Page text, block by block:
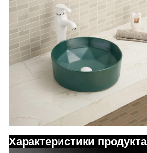
Характеристики продукта